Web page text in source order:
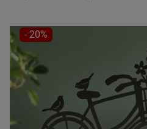
RÉDUCTION
- 20%